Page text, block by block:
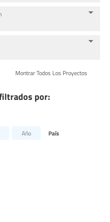
Montrar Todos Los Proyectos
por:
Año País